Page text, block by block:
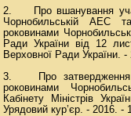
2. Про вшанування
Чорнобильській АЕС
роковинами
Ради України від 12
Верховної Ради
3. Про затвердження
роковинами
Кабінету Міністрів
Урядовий кур’єр. - 2016. -